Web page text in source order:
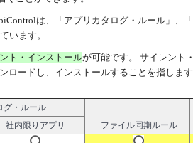
は、「アプリカタログ・ルール」、「
います。
ト・インストールが可能です。 サイレント
ロードし、インストールすることを指しま
グ・ルール
ファイル同期ルール
社内限りアプリ